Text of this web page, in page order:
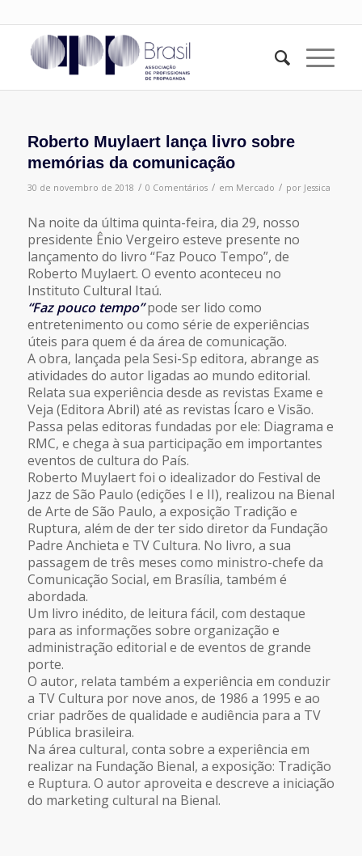
Roberto Muylaert lança livro sobre
memórias da comunicação
30 de novembro de 2018 / 0 Comentários / em Mercado / por Jessica
Na noite da última quinta-feira, dia 29, nosso
presidente Ênio Vergeiro esteve presente no
lançamento do livro “Faz Pouco Tempo”, de
Roberto Muylaert. O evento aconteceu no
Instituto Cultural Itaú.
“Faz pouco tempo”pode ser lido como
entretenimento ou como série de experiências
úteis para quem é da área de comunicação.
A obra, lançada pela Sesi-Sp editora, abrange as
atividades do autor ligadas ao mundo editorial.
Relata sua experiência desde as revistas Exame e
Veja (Editora Abril) até as revistas Ícaro e Visão.
Passa pelas editoras fundadas por ele: Diagrama e
RMC, e chega à sua participação em importantes
eventos de cultura do País.
Roberto Muylaert foi o idealizador do Festival de
Jazz de São Paulo (edições I e II), realizou na Bienal
de Arte de São Paulo, a exposição Tradição e
Ruptura, além de der ter sido diretor da Fundação
Padre Anchieta e TV Cultura. No livro, a sua
passagem de três meses como ministro-chefe da
Comunicação Social, em Brasília, também é
abordada.
Um livro inédito, de leitura fácil, com destaque
para as informações sobre organização e
administração editorial e de eventos de grande
porte.
O autor, relata também a experiência em conduzir
a TV Cultura por nove anos, de 1986 a 1995 e ao
criar padrões de qualidade e audiência para a TV
Pública brasileira.
Na área cultural, conta sobre a experiência em
realizar na Fundação Bienal, a exposição: Tradição
e Ruptura. O autor aproveita e descreve a iniciação
do marketing cultural na Bienal.